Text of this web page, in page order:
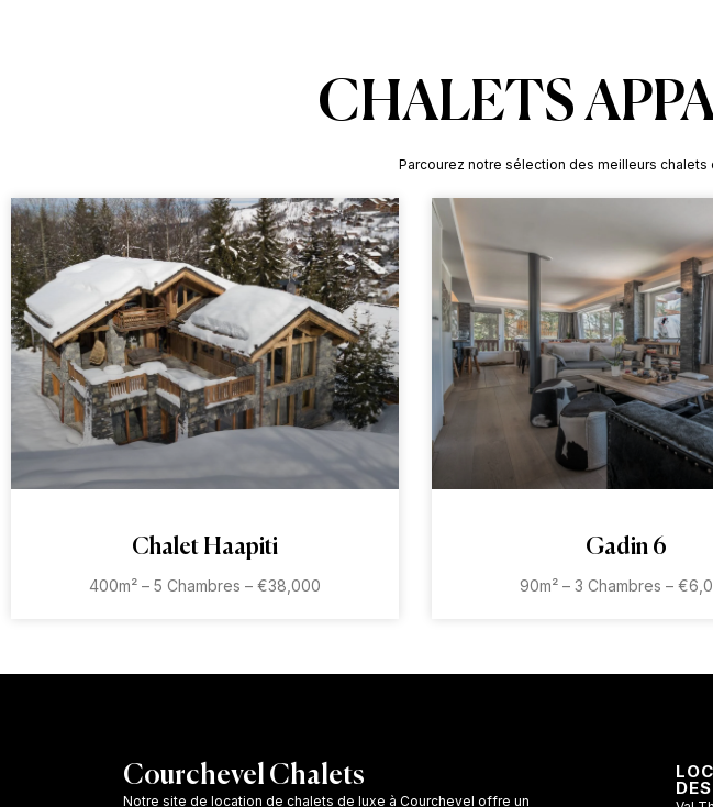
CHALETS
Parcourez notre sélection des meilleurs chalets
Chalet Haapiti
400m² – 5 Chambres – €38,000
Gadin 6
90m² – 3 Chambres –
Courchevel Chalets
Notre site de location de chalets de luxe à Courchevel offre un